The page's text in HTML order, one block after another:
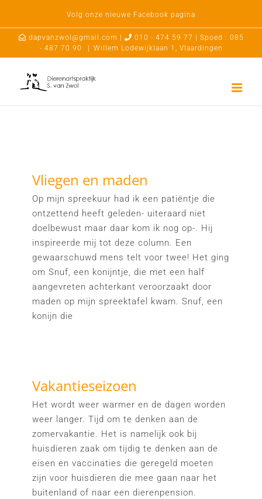
inhoud
Volg onze nieuwe Facebook pagina
dapvanzwol@gmail.com |
010 - 474 59 77 | Spoed : 085
- 487 70 90
Willem Lodewijklaan 1, Vlaardingen
Vliegen en maden
Op mijn spreekuur had ik een patiëntje die
ontzettend heeft geleden- uiteraard niet
doelbewust maar daar kom ik nog op-. Hij
inspireerde mij tot deze column. Een
gewaarschuwd mens telt voor twee! Het ging
om Snuf, een konijntje, die met een half
aangevreten achterkant veroorzaakt door
maden op mijn spreektafel kwam. Snuf, een
konijn die
Vakantieseizoen
Het wordt weer warmer en de dagen worden
weer langer. Tijd om te denken aan de
zomervakantie. Het is namelijk ook bij
huisdieren zaak om tijdig te denken aan de
eisen en vaccinaties die geregeld moeten
zijn voor huisdieren die mee gaan naar het
buitenland of naar een dierenpension.